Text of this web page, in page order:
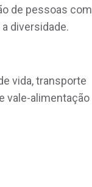
de pessoas com
diversidade.
vida, transporte
vale-alimentação